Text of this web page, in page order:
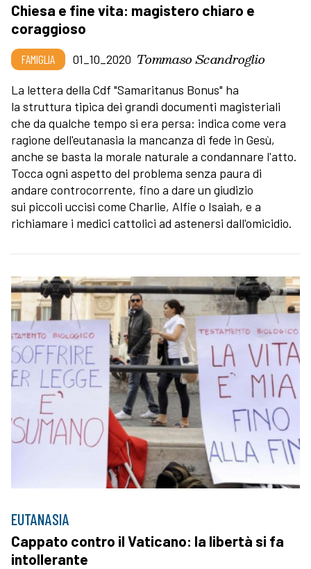
Chiesa e fine vita: magistero chiaro e
coraggioso
FAMIGLIA 01_10_2020 Tommaso Scandroglio
La lettera della Cdf "Samaritanus Bonus" ha
la struttura tipica dei grandi documenti magisteriali
che da qualche tempo si era persa: indica come vera
ragione dell'eutanasia la mancanza di fede in Gesù,
anche se basta la morale naturale a condannare l'atto.
Tocca ogni aspetto del problema senza paura di
andare controcorrente, fino a dare un giudizio
sui piccoli uccisi come Charlie, Alfie o Isaiah, e a
richiamare i medici cattolici ad astenersi dall'omicidio.
EUTANASIA
Cappato contro il Vaticano: la libertà si fa
intollerante